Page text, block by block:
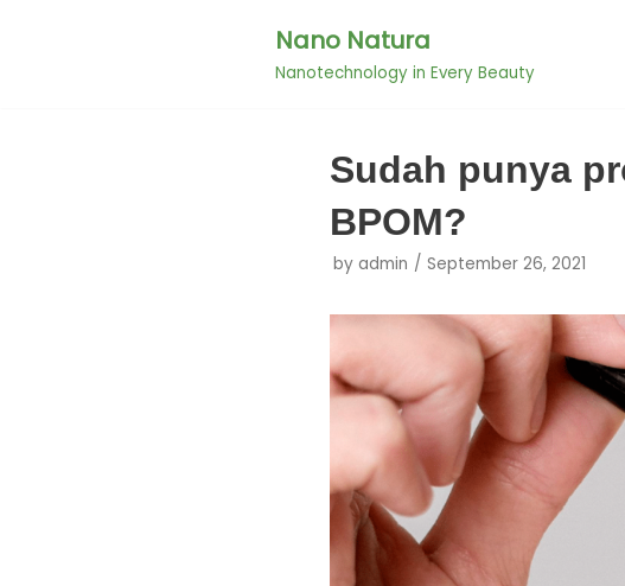
Nano Natura
Nanotechnology in Every Beauty
Sudah punya
BPOM?
by admin September 26, 2021